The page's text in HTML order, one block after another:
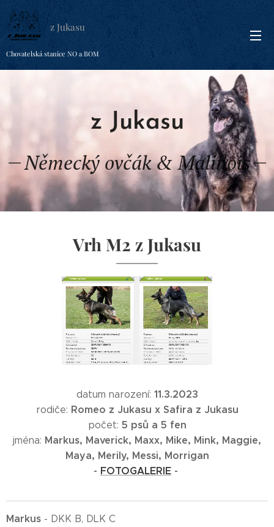
z Jukasu
Chovatelská stanice NO a BOM
z Jukasu
Německý ovčák & Malinois
Vrh M2 z Jukasu
datum narození: 11.3.2023
rodiče: Romeo z Jukasu x Safira z Jukasu
počet: 5 psů a 5 fen
jména: Markus, Maverick, Maxx, Mike, Mink, Maggie,
Maya, Merily, Messi, Morrigan
- FOTOGALERIE-
Markus - DKK B, DLK C